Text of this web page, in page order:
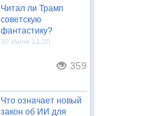
Читал ли Трамп
советскую
фантастику?
30 Июля 12:20
359
Что означает новый
закон об ИИ для